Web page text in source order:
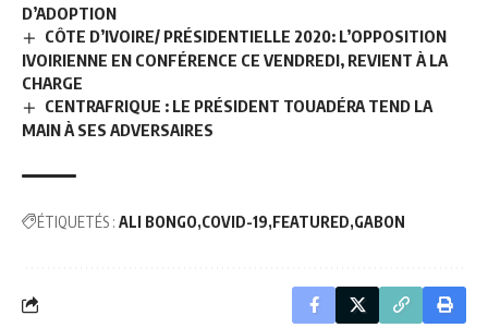
D’ADOPTION
CÔTE D’IVOIRE/ PRÉSIDENTIELLE 2020: L’OPPOSITION
IVOIRIENNE EN CONFÉRENCE CE VENDREDI, REVIENT À LA
CHARGE
CENTRAFRIQUE : LE PRÉSIDENT TOUADÉRA TEND LA
MAIN À SES ADVERSAIRES
ÉTIQUETÉS : ALI BONGO COVID-19 FEATURED GABON